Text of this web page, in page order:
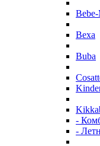
Bexa
Buba
-
-